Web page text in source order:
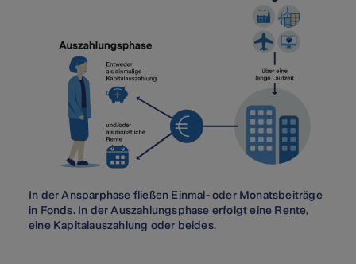
In der Ansparphase fließen Einmal- oder Monatsbeiträge
in Fonds. In der Auszahlungsphase erfolgt eine Rente,
eine Kapitalauszahlung oder beides.